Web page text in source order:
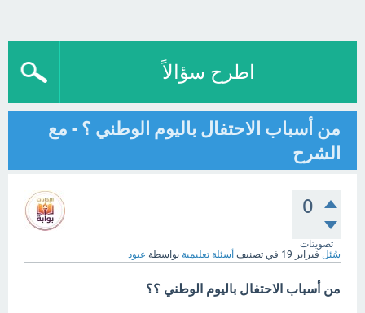
اطرح سؤالاً
من أسباب الاحتفال باليوم الوطني ؟ - مع
الشرح
0
تصويتات
سُئل فبراير 19 في تصنيف أسئلة تعليمية بواسطة عبود
من أسباب الاحتفال باليوم الوطني ؟؟